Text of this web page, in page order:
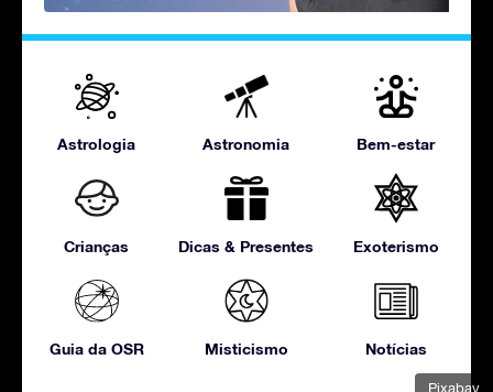
Pixabay
Astrologia Astronomia Bem-estar
Crianças Dicas & Presentes Exoterismo
Guia da OSR Misticismo Notícias